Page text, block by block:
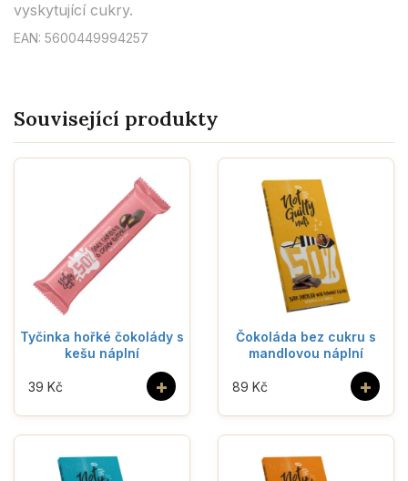
vyskytující cukry.
EAN: 5600449994257
Související produkty
Tyčinka hořké čokolády s
kešu náplní
+
39 Kč
Čokoláda bez cukru s
mandlovou náplní
+
89 Kč